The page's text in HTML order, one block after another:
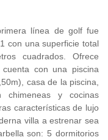
línea de golf fue
con una superficie total
cuadrados. Ofrece
con una piscina
casa de la piscina,
chimeneas y cocinas
características de lujo
villa a estrenar sea
son: 5 dormitorios